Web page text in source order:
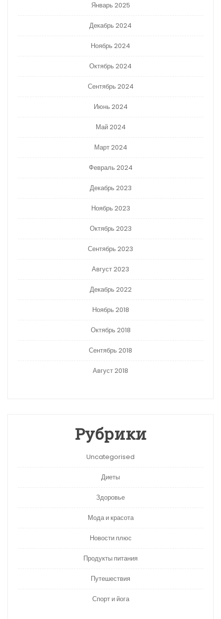
Январь 2025
Декабрь 2024
Ноябрь 2024
Октябрь 2024
Сентябрь 2024
Июнь 2024
Май 2024
Март 2024
Февраль 2024
Декабрь 2023
Ноябрь 2023
Октябрь 2023
Сентябрь 2023
Август 2023
Декабрь 2022
Ноябрь 2018
Октябрь 2018
Сентябрь 2018
Август 2018
Рубрики
Uncategorised
Диеты
Здоровье
Мода и красота
Новости плюс
Продукты питания
Путешествия
Спорт и йога